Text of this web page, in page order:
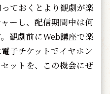
ておくとより観劇が楽
ーし、配信期間中は何
観劇前にWeb講座で楽
子チケットでイヤホン
ットを、この機会にぜ